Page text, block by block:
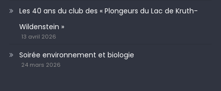
Les 40 ans du club des « Plongeurs du Lac de Kruth-
Wildenstein »
13 avril 2026
Soirée environnement et biologie
24 mars 2026